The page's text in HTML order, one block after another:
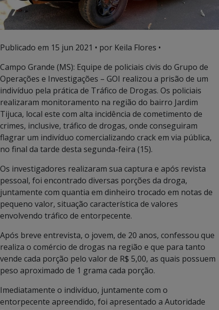
Publicado em 15 jun 2021 • por Keila Flores •
Campo Grande (MS): Equipe de policiais civis do Grupo de
Operações e Investigações – GOI realizou a prisão de um
indivíduo pela prática de Tráfico de Drogas. Os policiais
realizaram monitoramento na região do bairro Jardim
Tijuca, local este com alta incidência de cometimento de
crimes, inclusive, tráfico de drogas, onde conseguiram
flagrar um indivíduo comercializando crack em via pública,
no final da tarde desta segunda-feira (15).
Os investigadores realizaram sua captura e após revista
pessoal, foi encontrado diversas porções da droga,
juntamente com quantia em dinheiro trocado em notas de
pequeno valor, situação característica de valores
envolvendo tráfico de entorpecente.
Após breve entrevista, o jovem, de 20 anos, confessou que
realiza o comércio de drogas na região e que para tanto
vende cada porção pelo valor de R$ 5,00, as quais possuem
peso aproximado de 1 grama cada porção.
Imediatamente o indivíduo, juntamente com o
entorpecente apreendido, foi apresentado a Autoridade